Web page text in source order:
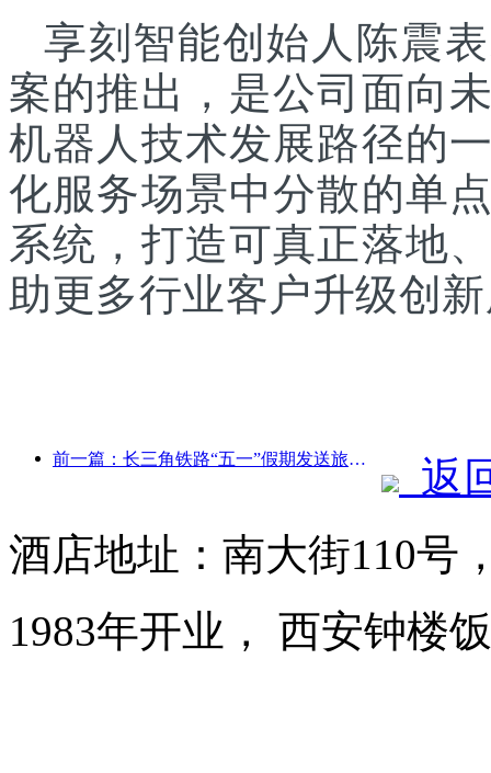
享刻智能创始人陈震
案的推出，是公司面向
机器人技术发展路径的
化服务场景中分散的单
系统，打造可真正落地
助更多行业客户升级创
前一篇：长三角铁路“五一”假期发送旅客超2138万人次
返
酒店地址：南大街110号
1983年开业， 西安钟